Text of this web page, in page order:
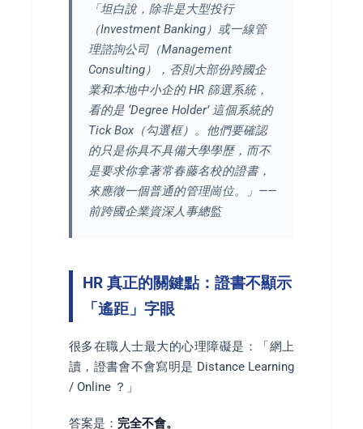
「坦白說，除非是大型投行
（Investment Banking）或一線管
理諮詢公司（Management
Consulting），否則大部份跨國企
業和本地中小企的 HR 篩選系統，
看的是 ‘Degree Holder’ 這個系統的
Tick Box（勾選框）。他們要確認
的只是你具不具備大學學歷，而不
是要求你拿著常春藤名校的證書，
來應徵一個普通的管理崗位。」——
前跨國企業資深人事總監
HR 真正的關鍵點：證書不顯示
「遙距」字眼
很多在職人士最大的心理障礙是：「網上
讀，證書會不會寫明是 Distance Learning
/ Online ？」
答案是： 完全不會。